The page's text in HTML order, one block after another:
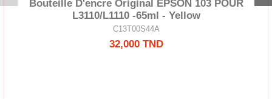
Bouteille D'encre Original EPSON 103 POUR
L3110/L1110 -65ml - Yellow
C13T00S44A
32,000 TND